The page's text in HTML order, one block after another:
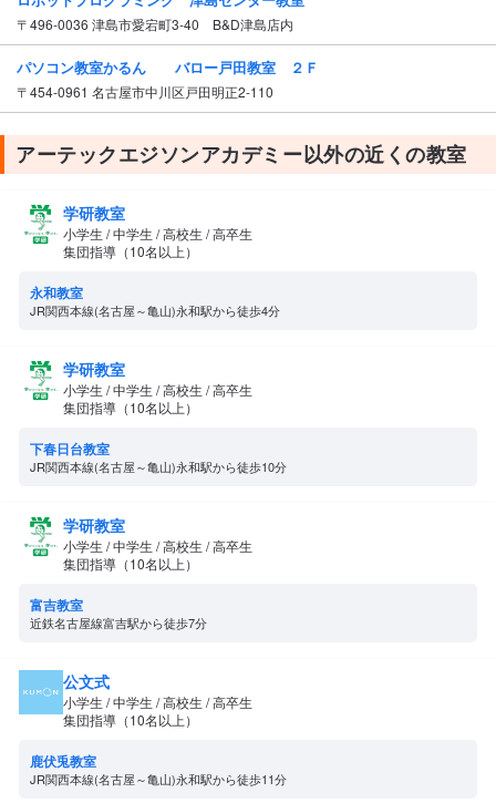
〒496-0036 津島市愛宕町3-40 B&D津島店内
パソコン教室かるん バロー戸田教室 ２Ｆ
〒454-0961 名古屋市中川区戸田明正2-110
アーテックエジソンアカデミー以外の近くの教室
学研教室
小学生 / 中学生 / 高校生 / 高卒生
集団指導（10名以上）
永和教室
JR関西本線(名古屋～亀山)永和駅から徒歩4分
学研教室
小学生 / 中学生 / 高校生 / 高卒生
集団指導（10名以上）
下春日台教室
JR関西本線(名古屋～亀山)永和駅から徒歩10分
学研教室
小学生 / 中学生 / 高校生 / 高卒生
集団指導（10名以上）
富吉教室
近鉄名古屋線富吉駅から徒歩7分
公文式
小学生 / 中学生 / 高校生 / 高卒生
集団指導（10名以上）
鹿伏兎教室
JR関西本線(名古屋～亀山)永和駅から徒歩11分